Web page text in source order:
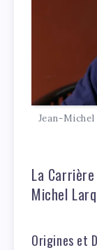
Jean-
La
Michel
Origines et